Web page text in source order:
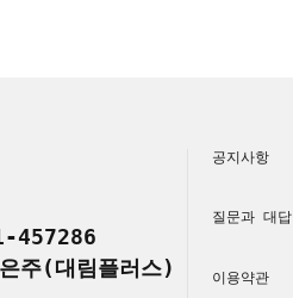
457286
주(대림플러스)
공지사항
질문과 대답
이용약관